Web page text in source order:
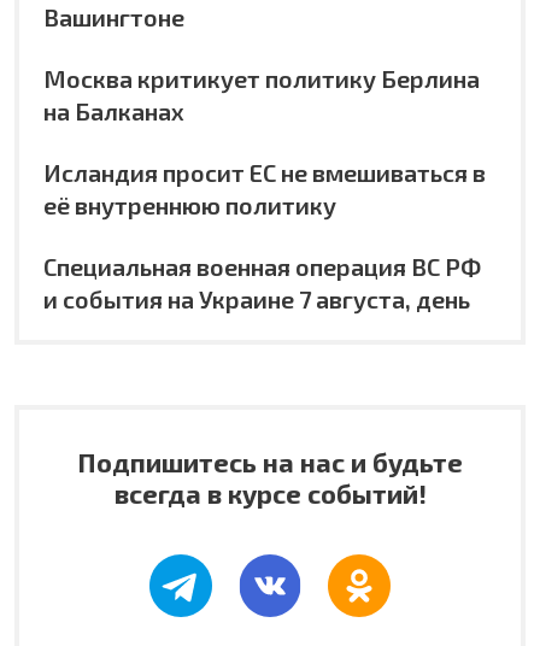
Вашингтоне
Москва критикует политику Берлина
на Балканах
Исландия просит ЕС не вмешиваться в
её внутреннюю политику
Специальная военная операция ВС РФ
и события на Украине 7 августа, день
Подпишитесь на нас и будьте
всегда в курсе событий!